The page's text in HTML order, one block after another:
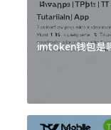
imtoken钱包是